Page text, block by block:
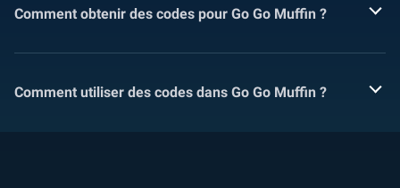
Comment obtenir des codes pour Go Go Muffin ?
Comment utiliser des codes dans Go Go Muffin ?